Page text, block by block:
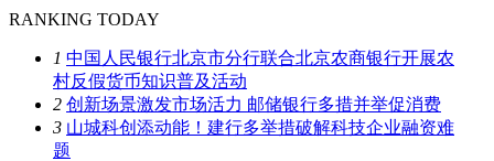
RANKING TODAY
1 中国人民银行北京市分行联合北京农商银行开展农
村反假货币知识普及活动
2 创新场景激发市场活力 邮储银行多措并举促消费
3 山城科创添动能！建行多举措破解科技企业融资难
题